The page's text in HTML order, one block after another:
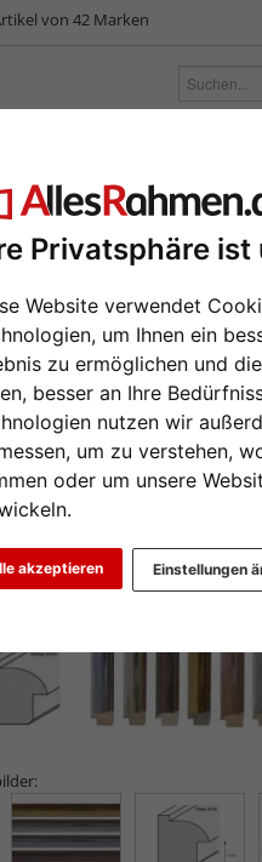
Privatsphäre
Website verwendet
um Ihnen ein
zu ermöglichen und
besser an Ihre
nutzen wir
um zu verstehen,
oder um unsere
akzeptieren Einstellungen
von 42 Marken
Shop Bilderrahmen
MALTA